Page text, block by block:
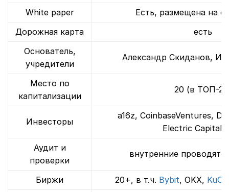
White paper
Есть, размещена на
Дорожная карта
есть
Основатель,
учредители
Александр Скиданов,
Место по
капитализации
20 (в ТОП-
Инвесторы
a16z, CoinbaseVentures,
Electric Capital
Аудит и
проверки
внутренние
Биржи 20+, в т.ч. Bybit, OKX,